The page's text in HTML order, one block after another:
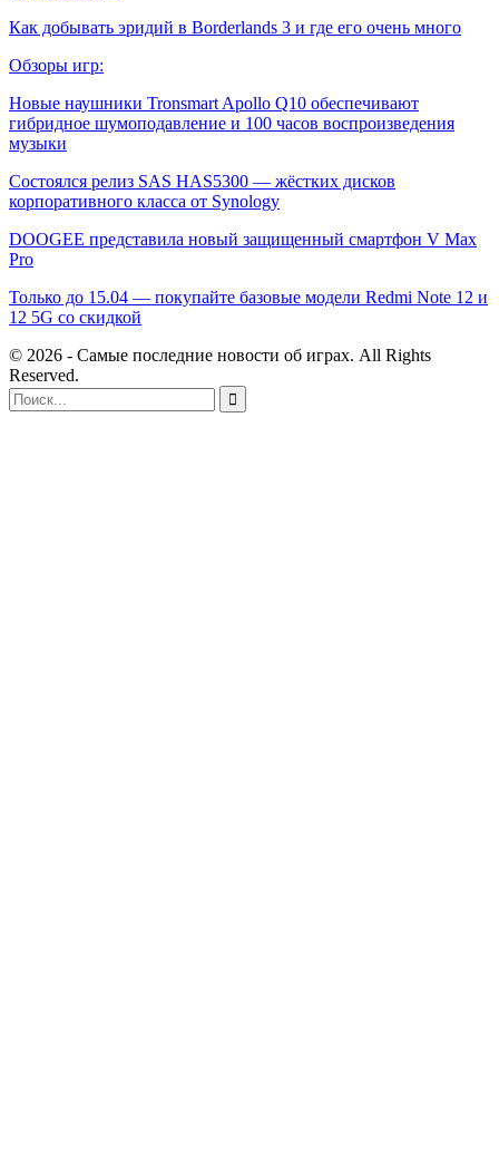
Как добывать эридий в Borderlands 3 и где его очень много
Обзоры игр:
Новые наушники Tronsmart Apollo Q10 обеспечивают
гибридное шумоподавление и 100 часов воспроизведения
музыки
Состоялся релиз SAS HAS5300 — жёстких дисков
корпоративного класса от Synology
DOOGEE представила новый защищенный смартфон V Max
Pro
Только до 15.04 — покупайте базовые модели Redmi Note 12 и
12 5G со скидкой
© 2026 - Самые последние новости об играх. All Rights
Reserved.